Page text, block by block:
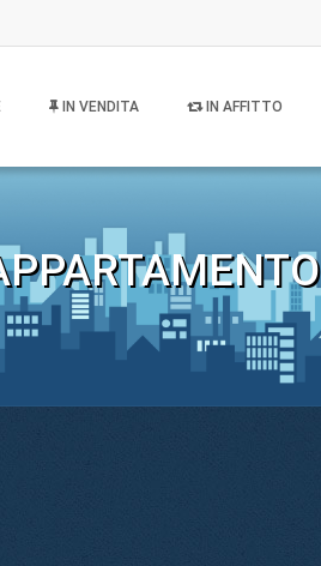
IN VENDITA IN AFFITTO